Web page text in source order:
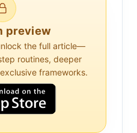
ballonnements se
sensation de
dans l'abdomen,
d'une distension
de reconnaître
survenir en raison
preview
the full article—
routines, deeper
frameworks.